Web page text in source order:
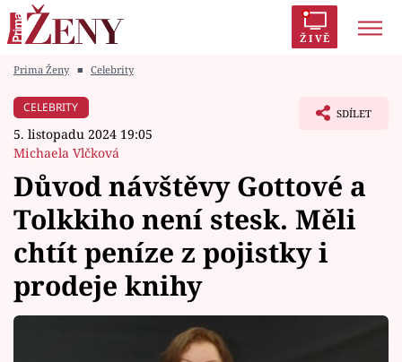
ŽIVĚ
Módní alarm
Témata
Celebrity
Vztahy
Prima Ženy ■ Celebrity
CELEBRITY
5. listopadu 2024 19:05
Michaela Vlčková
SDÍLET
Důvod návštěvy Gottové a
Tolkkiho není stesk. Měli
chtít peníze z pojistky i
prodeje knihy